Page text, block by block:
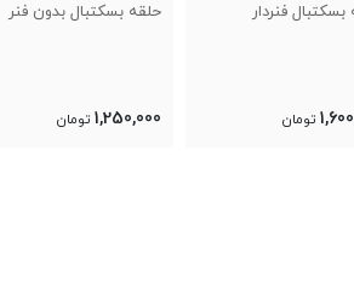
بسکتبال بدون فنر
تومان
توپ بسکتبال ویلسون